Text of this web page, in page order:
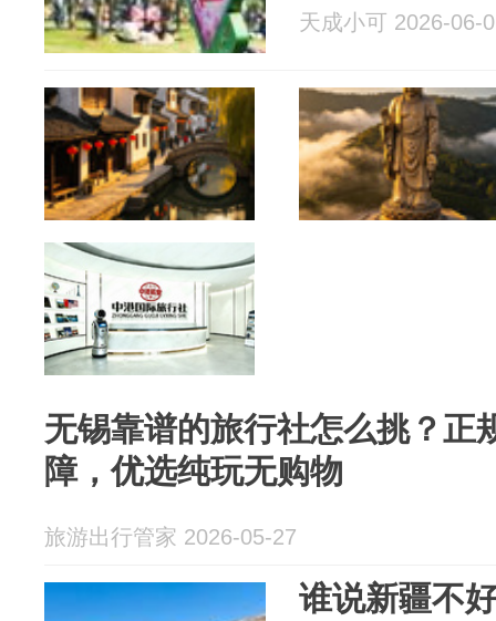
天成小可 2026-06-
无锡靠谱的旅行社怎么挑？正
障，优选纯玩无购物
旅游出行管家 2026-05-27
谁说新疆不